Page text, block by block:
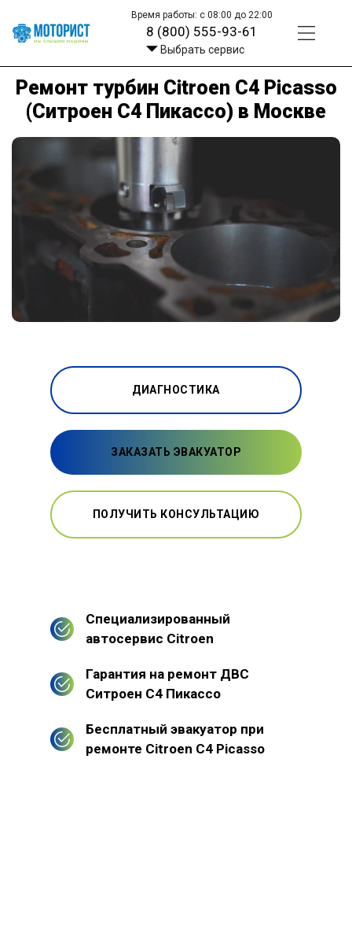
Время работы: с 08:00 до 22:00
8 (800) 555-93-61
Выбрать сервис
Ремонт турбин Citroen C4 Picasso
(Ситроен С4 Пикассо) в Москве
ДИАГНОСТИКА
ЗАКАЗАТЬ ЭВАКУАТОР
ПОЛУЧИТЬ КОНСУЛЬТАЦИЮ
Специализированный
автосервис Citroen
Гарантия на ремонт ДВС
Ситроен С4 Пикассо
Бесплатный эвакуатор при
ремонте Citroen C4 Picasso